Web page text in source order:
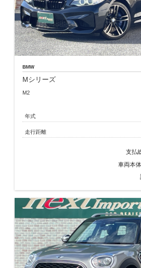
BMW
Mシリーズ
M2
年式
走行距離
支払
車両本